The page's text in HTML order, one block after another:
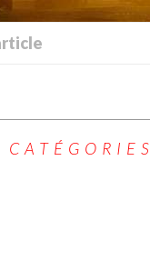
CATÉGORIES